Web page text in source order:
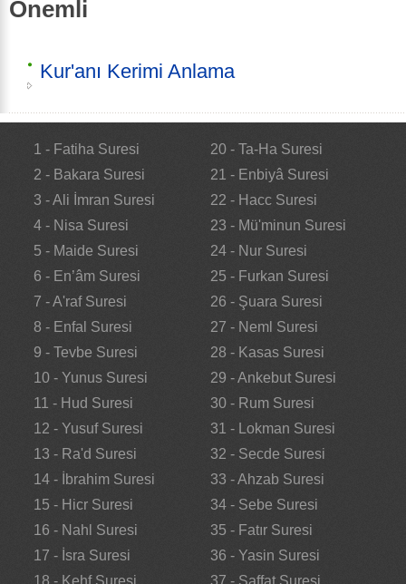
Önemli
Kur'anı Kerimi Anlama
1 - Fatiha Suresi
2 - Bakara Suresi
3 - Ali İmran Suresi
4 - Nisa Suresi
5 - Maide Suresi
6 - En’âm Suresi
7 - A'raf Suresi
8 - Enfal Suresi
9 - Tevbe Suresi
10 - Yunus Suresi
11 - Hud Suresi
12 - Yusuf Suresi
13 - Ra'd Suresi
14 - İbrahim Suresi
15 - Hicr Suresi
16 - Nahl Suresi
17 - İsra Suresi
18 - Kehf Suresi
20 - Ta-Ha Suresi
21 - Enbiyâ Suresi
22 - Hacc Suresi
23 - Mü'minun Suresi
24 - Nur Suresi
25 - Furkan Suresi
26 - Şuara Suresi
27 - Neml Suresi
28 - Kasas Suresi
29 - Ankebut Suresi
30 - Rum Suresi
31 - Lokman Suresi
32 - Secde Suresi
33 - Ahzab Suresi
34 - Sebe Suresi
35 - Fatır Suresi
36 - Yasin Suresi
37 - Saffat Suresi